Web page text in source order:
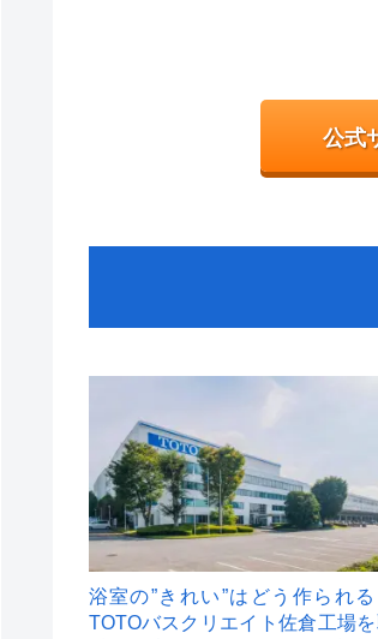
公式
浴室の”きれい”はどう作られる
TOTOバスクリエイト佐倉工場を